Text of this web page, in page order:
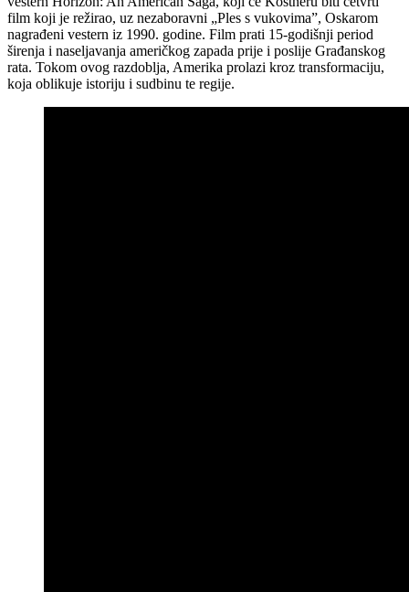
film koji je režirao, uz nezaboravni „Ples s vukovima”, Oskarom
nagrađeni vestern iz 1990. godine. Film prati 15-godišnji period
širenja i naseljavanja američkog zapada prije i poslije Građanskog
rata. Tokom ovog razdoblja, Amerika prolazi kroz transformaciju,
koja oblikuje istoriju i sudbinu te regije.